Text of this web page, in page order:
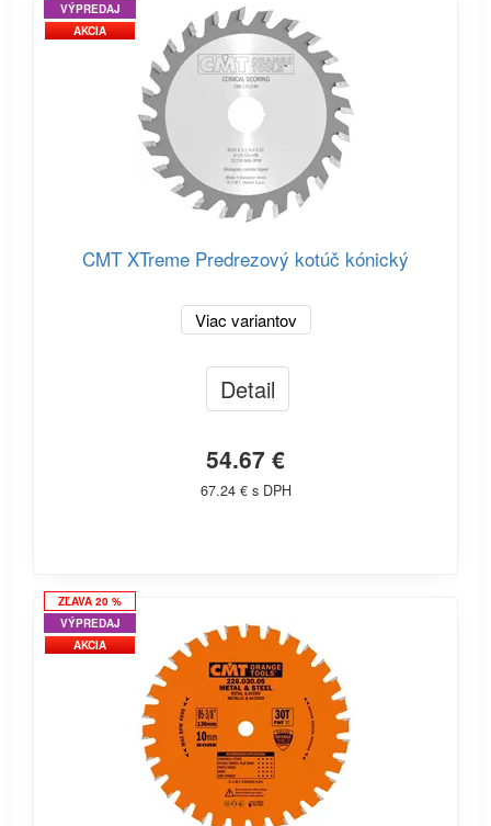
VÝPREDAJ
AKCIA
CMT XTreme Predrezový kotúč kónický
Viac variantov
Detail
54.67 €
67.24 € s DPH
ZĽAVA 20 %
VÝPREDAJ
AKCIA